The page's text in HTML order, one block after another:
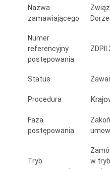
„Ochrona
łososia
atlantyckiego
minoga
rzecznego
Specjalnym
Nazwa
zamawiającego
Numer
referencyjny
postępowania
Status
Procedura
Faza
postępowania
Tryb
w